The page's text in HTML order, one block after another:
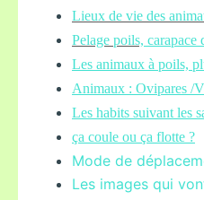
Lieux de vie des
Pelage poils, carapace
Les animaux à poils,
Animaux : Ovipares /
Les habits suivant les
ça coule ou ça flotte ?
Mode de
Les images qui